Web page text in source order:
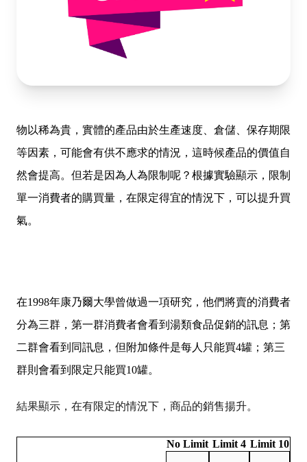
物以稀為貴，實體的產品由於生產速度、倉儲、保存期限
等因素，可能會有供不應求的情況，這時候產品的價值自
然會提高。但若是因為人為限制呢？根據實驗顯示，限制
單一消費者的購買量，在限定得宜的情況下，可以提升買
氣。
在1998年康乃爾大學曾做過一項研究，他們將賣的消費者
分為三群，第一群消費者會看到湯類食品促銷的訊息；第
二群會看到同訊息，但附加條件是每人只能買4罐；第三
群則會看到限定只能買10罐。
結果顯示，在有限定的情況下，商品的銷售揚升。
No Limit Limit 4 Limit 10